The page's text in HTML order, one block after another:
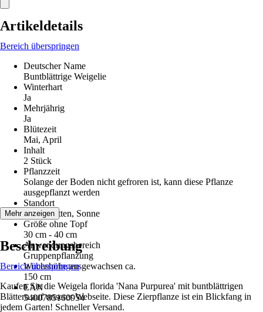
Artikeldetails
Bereich überspringen
Deutscher Name
Buntblättrige Weigelie
Winterhart
Ja
Mehrjährig
Ja
Blütezeit
Mai, April
Inhalt
2 Stück
Pflanzzeit
Solange der Boden nicht gefroren ist, kann diese Pflanze
ausgepflanzt werden
Standort
Halbschatten, Sonne
Größe ohne Topf
30 cm - 40 cm
Anwendungsbereich
Gruppenpflanzung
Wuchshöhe ausgewachsen ca.
150 cm
EAN
5400785160954
Mehr anzeigen
Beschreibung
Bereich überspringen
Kaufen Sie die Weigela florida 'Nana Purpurea' mit buntblättrigen
Blättern auf unserer Webseite. Diese Zierpflanze ist ein Blickfang in
jedem Garten! Schneller Versand.